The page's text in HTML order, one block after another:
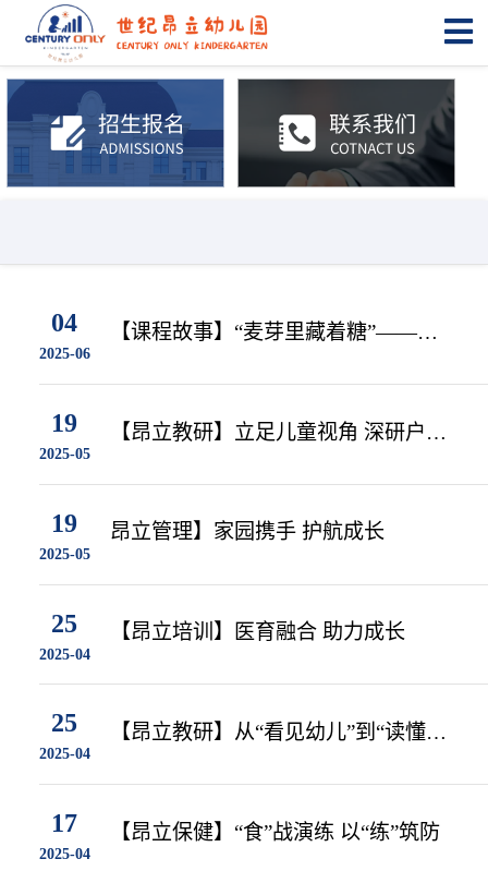
04
2025-06
【课程故事】“麦芽里藏着糖”——世
19
2025-05
【昂立教研】立足儿童视角 深研户外
19
2025-05
昂立管理】家园携手 护航成长
25
2025-04
【昂立培训】医育融合 助力成长
25
2025-04
【昂立教研】从“看见幼儿”到“读懂幼
17
2025-04
【昂立保健】“食”战演练 以“练”筑防